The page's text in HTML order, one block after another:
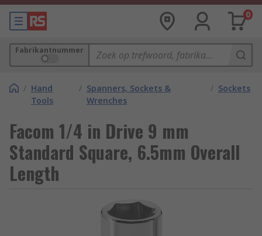
0
Fabrikantnummer
/ Hand
Tools
/ Spanners, Sockets &
Wrenches
/ Sockets
Facom 1/4 in Drive 9 mm
Standard Square, 6.5mm Overall
Length